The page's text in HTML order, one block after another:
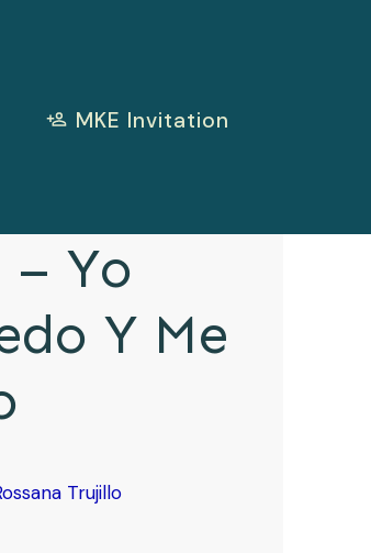
MKE Invitation
– Yo
Y Me
Trujillo